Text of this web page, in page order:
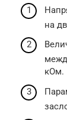
на
кОм.